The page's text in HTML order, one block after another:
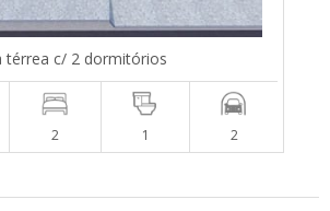
térrea c/ 2 dormitórios
2 1 2